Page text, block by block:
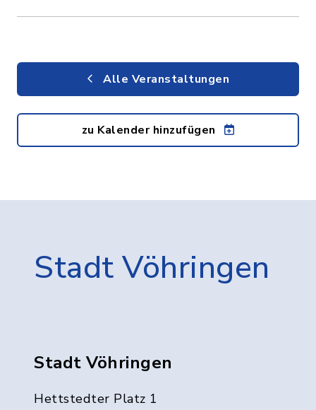
Alle Veranstaltungen
zu Kalender hinzufügen
Stadt Vöhringen
Stadt Vöhringen
Hettstedter Platz 1